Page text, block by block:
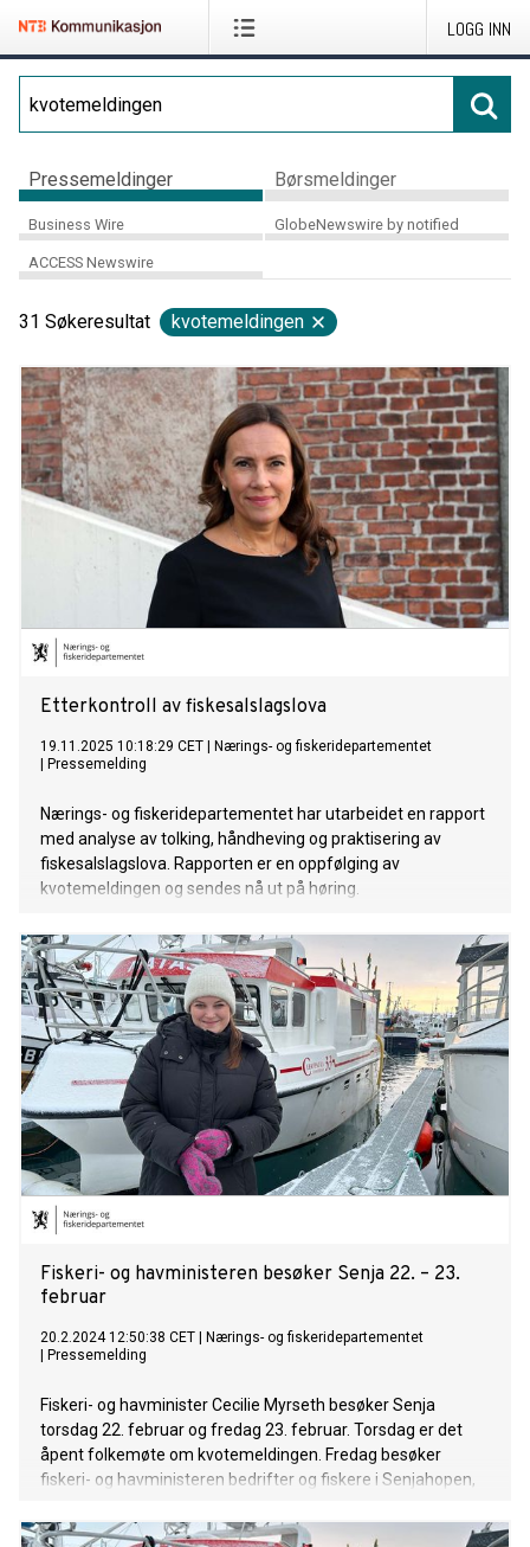
LOGG INN
Pressemeldinger Børsmeldinger
Business Wire GlobeNewswire by notified
ACCESS Newswire
31 Søkeresultat kvotemeldingen
Etterkontroll av fiskesalslagslova
19.11.2025 10:18:29 CET
Nærings- og fiskeridepartementet
Pressemelding
Nærings- og fiskeridepartementet har utarbeidet en rapport
med analyse av tolking, håndheving og praktisering av
fiskesalslagslova. Rapporten er en oppfølging av
kvotemeldingen og sendes nå ut på høring.
Fiskeri- og havministeren besøker Senja 22. – 23.
februar
20.2.2024 12:50:38 CET
Nærings- og fiskeridepartementet
Pressemelding
Fiskeri- og havminister Cecilie Myrseth besøker Senja
torsdag 22. februar og fredag 23. februar. Torsdag er det
åpent folkemøte om kvotemeldingen. Fredag besøker
fiskeri- og havministeren bedrifter og fiskere i Senjahopen,